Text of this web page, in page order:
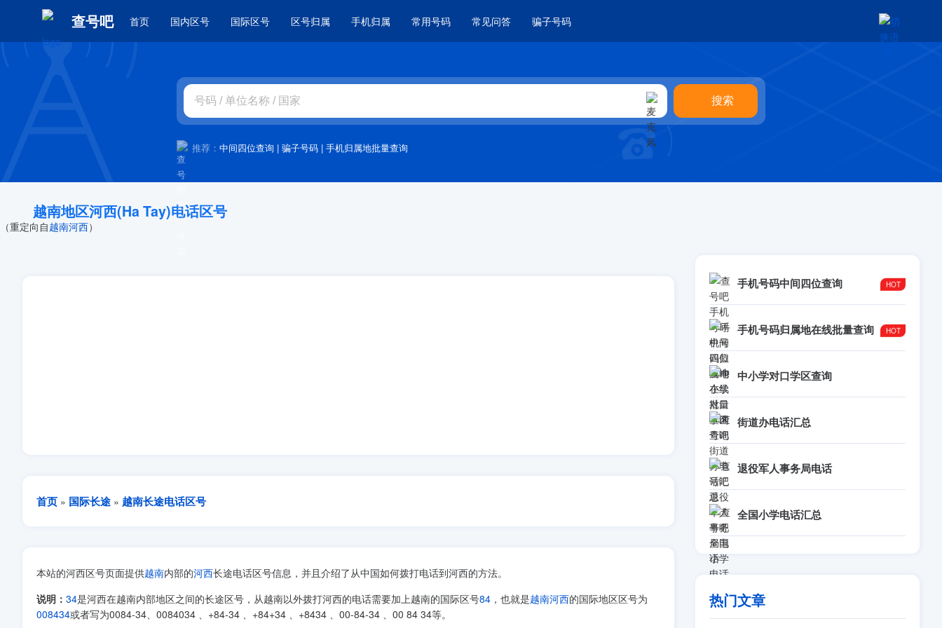
查号吧 首页 国内区号 国际区号 区号归属 手机归属 常用号码 常见问答 骗子号码
推荐： 中间四位查询 | 骗子号码 | 手机归属地批量查询
越南地区河西(Ha Tay)电话区号
（重定向自越南河西）
首页 » 国际长途 » 越南长途电话区号
本站的河西区号页面提供越南内部的河西长途电话区号信息，并且介绍了从中国如何拨打电话到河西的方法。
说明： 34是河西在越南内部地区之间的长途区号，从越南以外拨打河西的电话需要加上越南的国际区号84 ，也就是越南河西的国际地区区号为
008434或者写为0084-34、0084034 、+84-34 、+84+34 、+8434 、00-84-34 、00 84 34等。
手机号码中间四位查询
手机号码归属地在线批量查询
中小学对口学区查询
街道办电话汇总
退役军人事务局电话
全国小学电话汇总
热门文章